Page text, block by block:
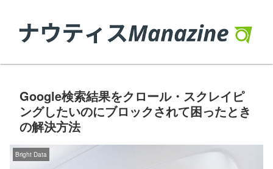
Google検索結果をクロール・スクレイピ
ングしたいのにブロックされて困ったとき
の解決方法
Bright Data